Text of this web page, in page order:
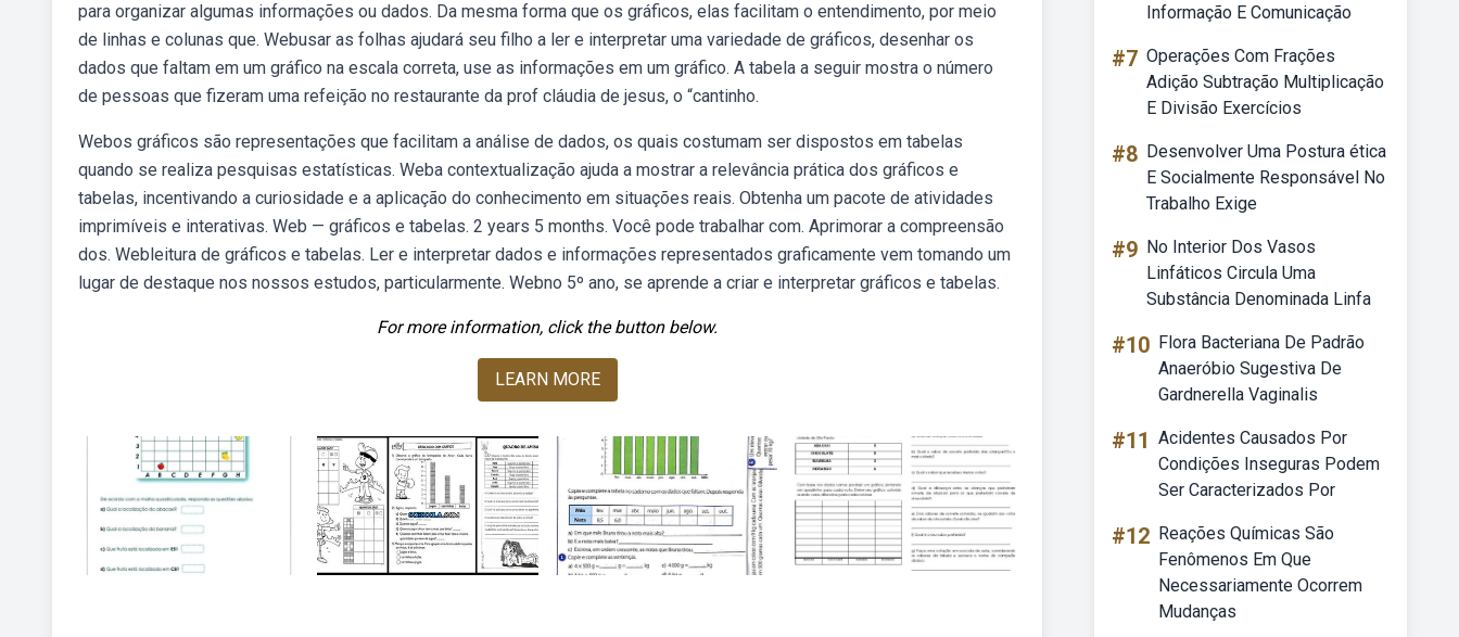
para organizar algumas informações ou dados. Da mesma forma que os gráficos, elas facilitam o entendimento, por meio
de linhas e colunas que. Webusar as folhas ajudará seu filho a ler e interpretar uma variedade de gráficos, desenhar os
dados que faltam em um gráfico na escala correta, use as informações em um gráfico. A tabela a seguir mostra o número
de pessoas que fizeram uma refeição no restaurante da prof cláudia de jesus, o “cantinho.
Webos gráficos são representações que facilitam a análise de dados, os quais costumam ser dispostos em tabelas
quando se realiza pesquisas estatísticas. Weba contextualização ajuda a mostrar a relevância prática dos gráficos e
tabelas, incentivando a curiosidade e a aplicação do conhecimento em situações reais. Obtenha um pacote de atividades
imprimíveis e interativas. Web — gráficos e tabelas. 2 years 5 months. Você pode trabalhar com. Aprimorar a compreensão
dos. Webleitura de gráficos e tabelas. Ler e interpretar dados e informações representados graficamente vem tomando um
lugar de destaque nos nossos estudos, particularmente. Webno 5º ano, se aprende a criar e interpretar gráficos e tabelas.
For more information, click the button below.
LEARN MORE
Informação E Comunicação
#7 Operações Com Frações
Adição Subtração Multiplicação
E Divisão Exercícios
#8 Desenvolver Uma Postura ética
E Socialmente Responsável No
Trabalho Exige
#9 No Interior Dos Vasos
Linfáticos Circula Uma
Substância Denominada Linfa
#10 Flora Bacteriana De Padrão
Anaeróbio Sugestiva De
Gardnerella Vaginalis
#11 Acidentes Causados Por
Condições Inseguras Podem
Ser Caracterizados Por
#12 Reações Químicas São
Fenômenos Em Que
Necessariamente Ocorrem
Mudanças